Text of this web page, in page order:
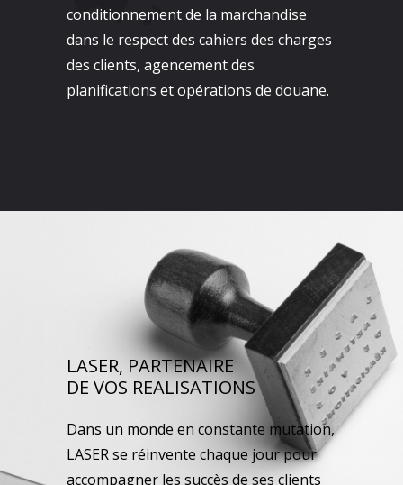
conditionnement de la marchandise
dans le respect des cahiers des charges
des clients, agencement des
planifications et opérations de douane.
LASER, PARTENAIRE
DE VOS REALISATIONS
Dans un monde en constante mutation,
LASER se réinvente chaque jour pour
accompagner les succès de ses clients